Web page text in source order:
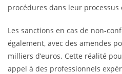
procédures dans leur processus
Les sanctions en cas de non-
également, avec des amendes
milliers d’euros. Cette réalité
appel à des professionnels